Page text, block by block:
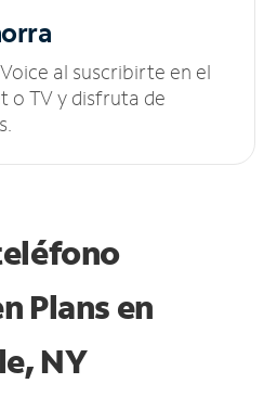
al suscribirte en el
o TV y disfruta de
Plans en
NY